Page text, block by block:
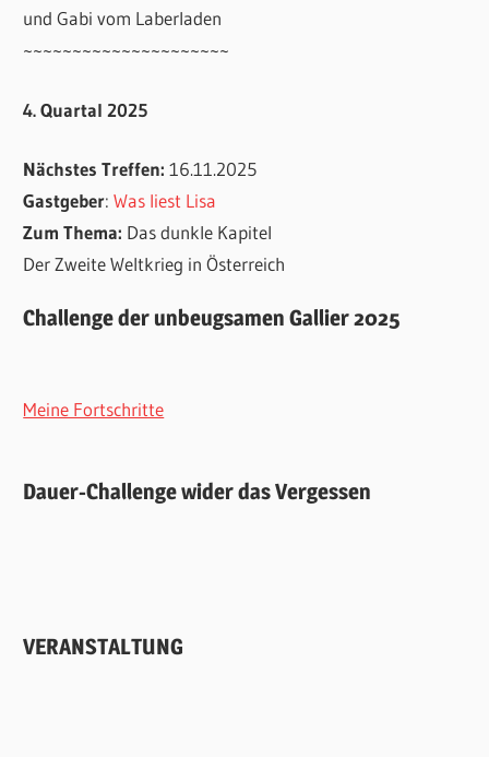
und Gabi vom Laberladen
~~~~~~~~~~~~~~~~~~~~~
4. Quartal 2025
Nächstes Treffen:16.11.2025
Gastgeber:Was liest Lisa
Zum Thema: Das dunkle Kapitel
Der Zweite Weltkrieg in Österreich
Challenge der unbeugsamen Gallier 2025
Meine Fortschritte
Dauer-Challenge wider das Vergessen
VERANSTALTUNG